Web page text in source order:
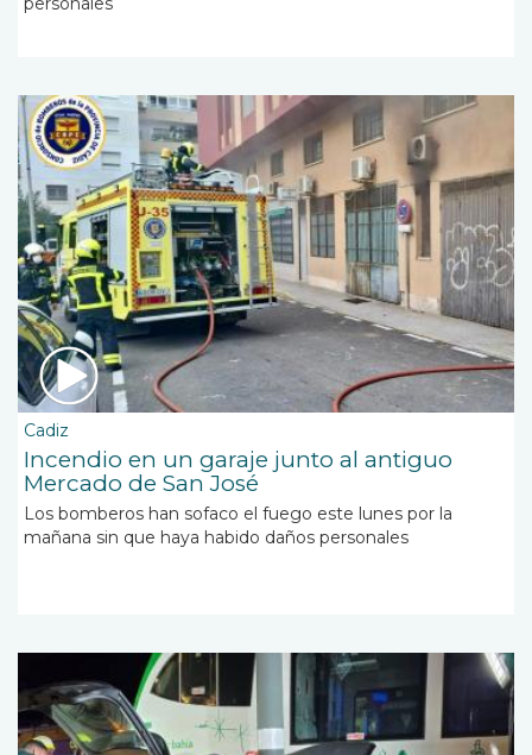
Cadiz
Incendio en un garaje junto al antiguo
Mercado de San José
Los bomberos han sofaco el fuego este lunes por la
mañana sin que haya habido daños personales